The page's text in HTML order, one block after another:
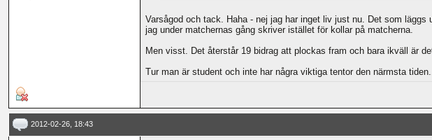
Varsågod och tack. Haha - nej jag har inget liv just nu. Det som
jag under matchernas gång skriver istället för kollar på matcherna.
Men visst. Det återstår 19 bidrag att plockas fram och bara ikväll är
Tur man är student och inte har några viktiga tentor den närmsta
2012-02-26, 18:43